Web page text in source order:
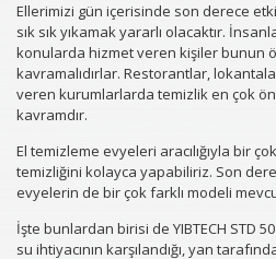
Ellerimizi gün içerisinde son derece
sık sık yıkamak yararlı olacaktır.
konularda hizmet veren kişiler bunun
kavramalıdırlar. Restorantlar,
veren kurumlarlarda temizlik en çok
kavramdır.
El temizleme evyeleri aracılığıyla bir
temizliğini kolayca yapabiliriz. Son
evyelerin de bir çok farklı modeli
İşte bunlardan birisi de YIBTECH STD 50
su ihtiyacının karşılandığı, yan